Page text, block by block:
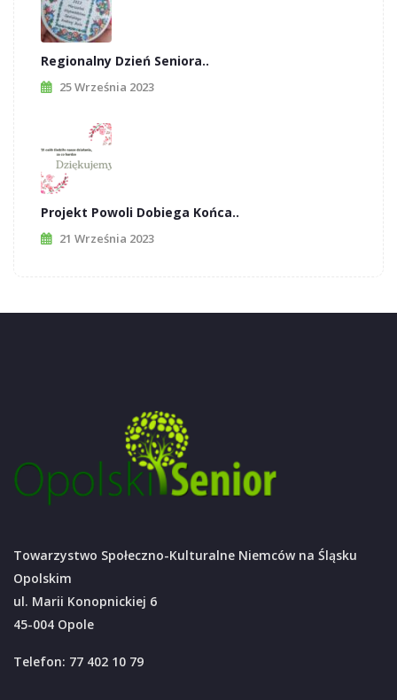
Regionalny Dzień Seniora..
25 Września 2023
Projekt Powoli Dobiega Końca..
21 Września 2023
Towarzystwo Społeczno-Kulturalne Niemców na Śląsku
Opolskim
ul. Marii Konopnickiej 6
45-004 Opole
Telefon: 77 402 10 79